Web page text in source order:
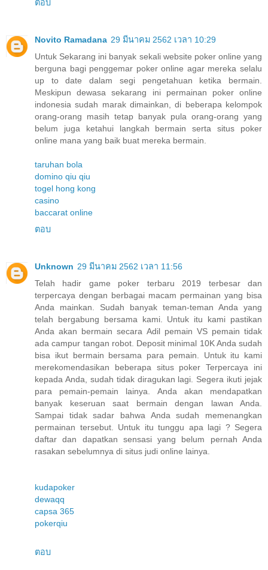
ตอบ
Novito Ramadana 29 มีนาคม 2562 เวลา 10:29
Untuk Sekarang ini banyak sekali website poker online yang
berguna bagi penggemar poker online agar mereka selalu
up to date dalam segi pengetahuan ketika bermain.
Meskipun dewasa sekarang ini permainan poker online
indonesia sudah marak dimainkan, di beberapa kelompok
orang-orang masih tetap banyak pula orang-orang yang
belum juga ketahui langkah bermain serta situs poker
online mana yang baik buat mereka bermain.
taruhan bola
domino qiu qiu
togel hong kong
casino
baccarat online
ตอบ
Unknown 29 มีนาคม 2562 เวลา 11:56
Telah hadir game poker terbaru 2019 terbesar dan
terpercaya dengan berbagai macam permainan yang bisa
Anda mainkan. Sudah banyak teman-teman Anda yang
telah bergabung bersama kami. Untuk itu kami pastikan
Anda akan bermain secara Adil pemain VS pemain tidak
ada campur tangan robot. Deposit minimal 10K Anda sudah
bisa ikut bermain bersama para pemain. Untuk itu kami
merekomendasikan beberapa situs poker Terpercaya ini
kepada Anda, sudah tidak diragukan lagi. Segera ikuti jejak
para pemain-pemain lainya. Anda akan mendapatkan
banyak keseruan saat bermain dengan lawan Anda.
Sampai tidak sadar bahwa Anda sudah memenangkan
permainan tersebut. Untuk itu tunggu apa lagi ? Segera
daftar dan dapatkan sensasi yang belum pernah Anda
rasakan sebelumnya di situs judi online lainya.
kudapoker
dewaqq
capsa 365
pokerqiu
ตอบ